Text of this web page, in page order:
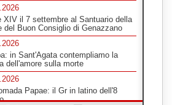
XIV il 7 settembre al Santuario della
del Buon Consiglio di Genazzano
in Sant'Agata contempliamo la
dell'amore sulla morte
Papae: il Gr in latino dell'8